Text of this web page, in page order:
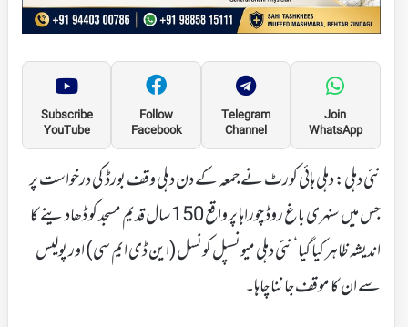
Join
WhatsApp
Telegram
Channel
Follow
Facebook
Subscribe
YouTube
نئی دہلی: دہلی ہائی کورٹ نے جمعہ کے دن دہلی وقف بورڈ کی درخواست پر
جس میں سنہری باغ روڈ چوراہا پر واقع 150 سال قدیم مسجد کو ڈھادینے کا
اندیشہ ظاہر کیا گیا‘ نئی دہلی میونسپل کونسل(این ڈی ایم سی) اور پولیس
سے ان کا موقف جاننا چاہا۔